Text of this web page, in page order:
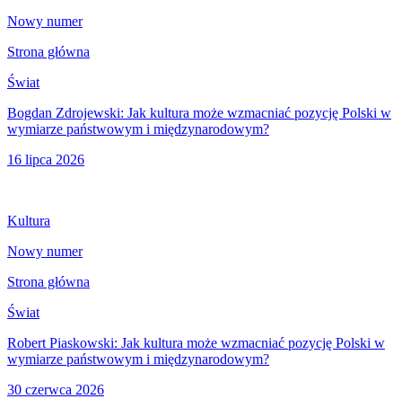
Nowy numer
Strona główna
Świat
Bogdan Zdrojewski: Jak kultura może wzmacniać pozycję Polski w
wymiarze państwowym i międzynarodowym?
16 lipca 2026
Kultura
Nowy numer
Strona główna
Świat
Robert Piaskowski: Jak kultura może wzmacniać pozycję Polski w
wymiarze państwowym i międzynarodowym?
30 czerwca 2026